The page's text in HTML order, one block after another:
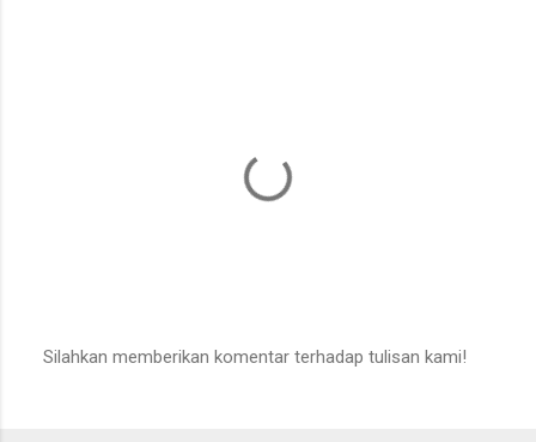
Silahkan memberikan komentar terhadap tulisan kami!